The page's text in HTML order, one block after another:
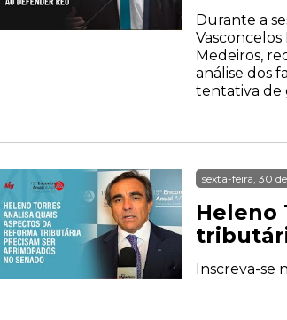
Durante a
Medeiros,
análise dos
tentativa de
sexta-feira, 30
Heleno
Inscreva-se